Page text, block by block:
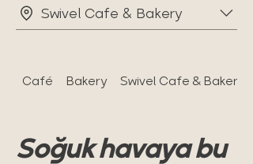
Swivel Cafe & Bakery
Café Bakery Swivel Cafe &
Soğuk havaya bu